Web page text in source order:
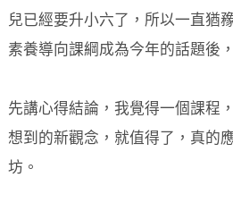
兒已經要升小六了，所以一直猶
素養導向課綱成為今年的話題後
先講心得結論，我覺得一個課程
想到的新觀念，就值得了，真的
坊。